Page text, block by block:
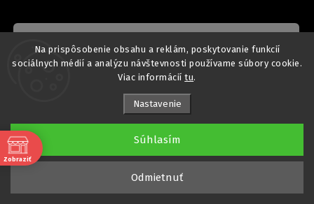
Na prispôsobenie obsahu a reklám, poskytovanie funkcií
sociálnych médií a analýzu návštevnosti používame súbory cookie.
Viac informáciítu.
Nastavenie
Odmietnuť
Súhlasím
Zobraziť